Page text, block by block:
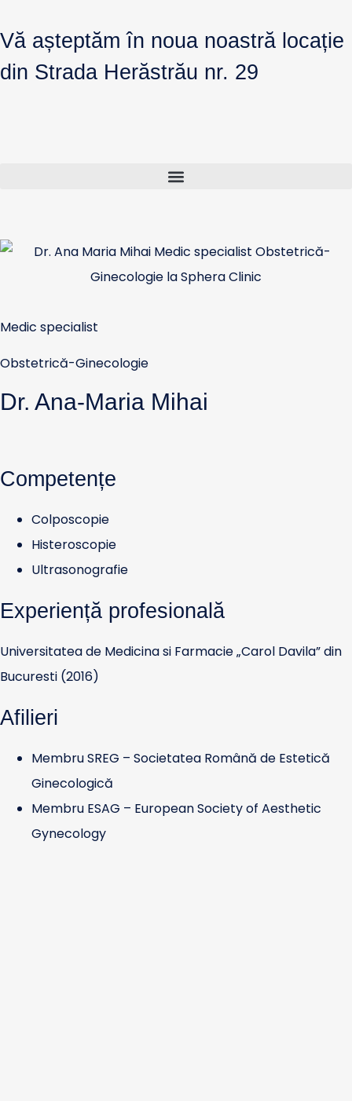
Vă așteptăm în noua noastră locație
din Strada Herăstrău nr. 29
Medic specialist
Obstetrică-Ginecologie
Dr. Ana-Maria Mihai
Competențe
Colposcopie
Histeroscopie
Ultrasonografie
Experiență profesională
Universitatea de Medicina si Farmacie „Carol Davila” din
Bucuresti (2016)
Afilieri
Membru SREG – Societatea Română de Estetică
Ginecologică
Membru ESAG – European Society of Aesthetic
Gynecology